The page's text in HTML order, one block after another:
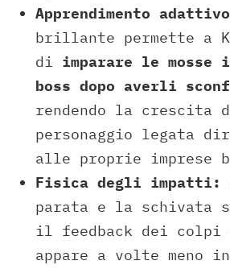
Apprendimento
brillante permette a
di imparare le mosse
boss dopo averli
rendendo la crescita
personaggio legata
alle proprie imprese
Fisica degli impatti:
parata e la schivata
il feedback dei colpi
appare a volte meno